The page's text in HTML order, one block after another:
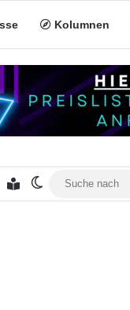
Kolumnen
CH
MiNa AT
Inhaltsverzeichnis
Skin umschalten